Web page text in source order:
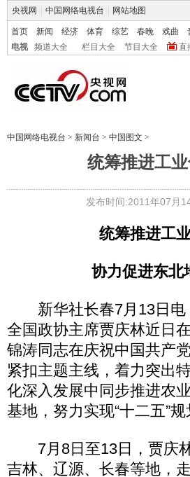
央视网 中国网络电视台 网站地图
首页 新闻 经济 体育 综艺 春晚 戏曲
电视
频道大全 栏目大全 节目大全 直
中国网络电视台 > 新闻台 > 中国图文 >
统筹推进工
发布时间:2011年07月
统筹推进工
协力促进东北
新华社长春7月13日电
全国政协主席贾庆林近日
锦涛同志在庆祝中国共产
紧扣主题主线，着力突出
化深入发展中同步推进农
基地，努力实现“十二五”
7月8日至13日，贾庆林
吉林、辽源、长春等地，